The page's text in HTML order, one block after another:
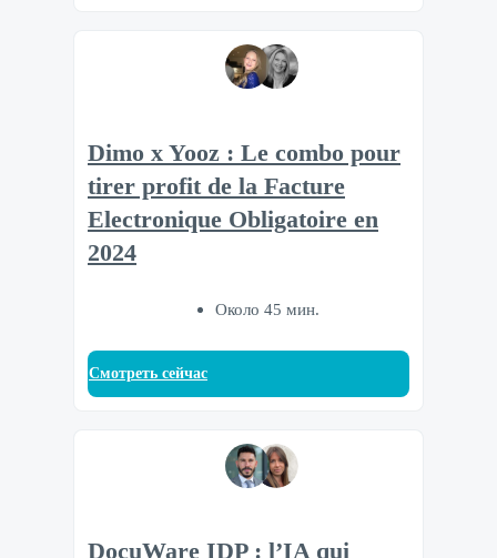
Dimo x Yooz : Le combo pour
tirer profit de la Facture
Electronique Obligatoire en
2024
Около 45 мин.
Смотреть сейчас
DocuWare IDP : l’IA qui